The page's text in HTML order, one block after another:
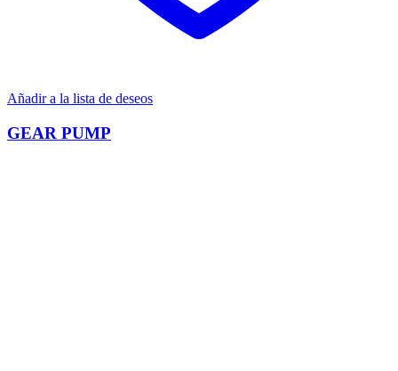
Añadir a la lista de deseos
GEAR PUMP